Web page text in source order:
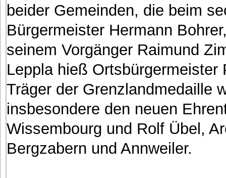
beider Gemeinden, die beim
Bürgermeister Hermann
seinem Vorgänger Raimund
Leppla hieß
Träger der Grenzlandmedaille
insbesondere den neuen
Wissembourg und Rolf Übel,
Bergzabern und Annweiler.